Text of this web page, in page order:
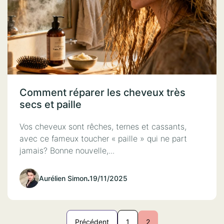
Comment réparer les cheveux très
secs et paille
Vos cheveux sont rêches, ternes et cassants,
avec ce fameux toucher « paille » qui ne part
jamais? Bonne nouvelle,...
Aurélien Simon.19/11/2025
Précédent 1 2